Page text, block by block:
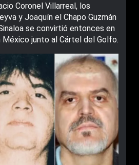
Coronel Villarreal, los
y Joaquín el Chapo Guzmán
se convirtió entonces en
junto al Cártel del Golfo.